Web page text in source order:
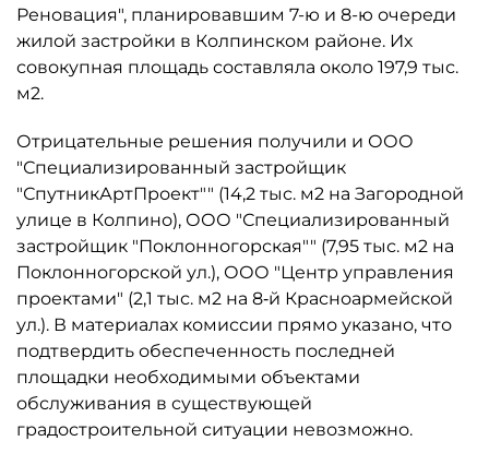
Реновация", планировавшим 7-ю и 8-ю очереди
жилой застройки в Колпинском районе. Их
совокупная площадь составляла около 197,9 тыс.
м2.
Отрицательные решения получили и ООО
"Специализированный застройщик
"СпутникАртПроект"" (14,2 тыс. м2 на Загородной
улице в Колпино), ООО "Специализированный
застройщик "Поклонногорская"" (7,95 тыс. м2 на
Поклонногорской ул.), ООО "Центр управления
проектами" (2,1 тыс. м2 на 8‑й Красноармейской
ул.). В материалах комиссии прямо указано, что
подтвердить обеспеченность последней
площадки необходимыми объектами
обслуживания в существующей
градостроительной ситуации невозможно.